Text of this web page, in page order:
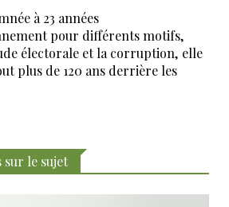
à 23 années
pour différents motifs,
électorale et la corruption, elle
plus de 120 ans derrière les
sur le sujet